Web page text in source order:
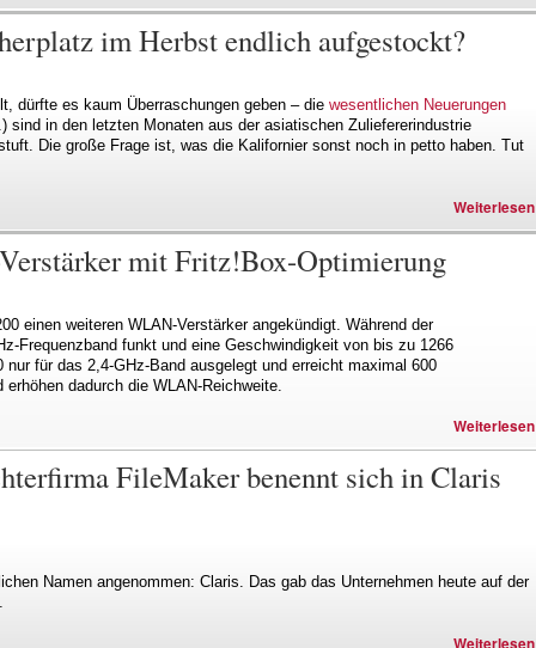
im Herbst endlich aufgestockt?
dürfte es kaum Überraschungen geben – die wesentlichen Neuerungen
sind in den letzten Monaten aus der asiatischen Zuliefererindustrie
Die große Frage ist, was die Kalifornier sonst noch in petto haben. Tut
Weiterlesen
mit Fritz!Box-Optimierung
einen weiteren WLAN-Verstärker angekündigt. Während der
Frequenzband funkt und eine Geschwindigkeit von bis zu 1266
für das 2,4-GHz-Band ausgelegt und erreicht maximal 600
dadurch die WLAN-Reichweite.
Weiterlesen
FileMaker benennt sich in Claris
Namen angenommen: Claris. Das gab das Unternehmen heute auf der
Weiterlesen